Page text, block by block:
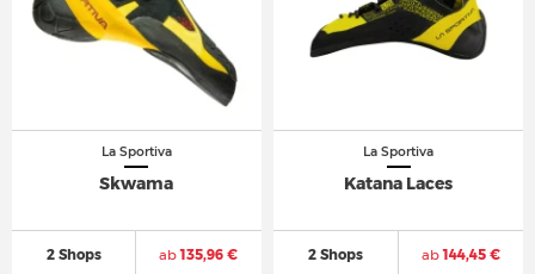
La Sportiva
Skwama
2 Shops ab135,96 €
La Sportiva
Katana Laces
2 Shops ab144,45 €